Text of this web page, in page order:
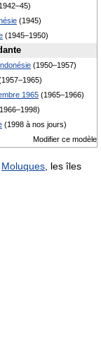
(1945)
(1945–1950)
(1950–1957)
1965 (1965–1966)
(1998 à nos jours)
Modifier ce modèle
Moluques , les îles